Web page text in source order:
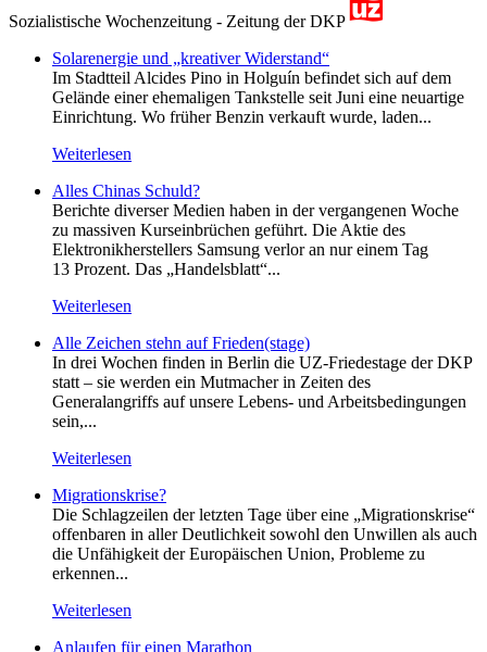
Sozialistische Wochenzeitung - Zeitung der DKP
Solarenergie und „kreativer Widerstand“
Im Stadtteil Alcides Pino in Holguín befindet sich auf dem
Gelände einer ehemaligen Tankstelle seit Juni eine neuartige
Einrichtung. Wo früher Benzin verkauft wurde, laden...
Weiterlesen
Alles Chinas Schuld?
Berichte diverser Medien haben in der vergangenen Woche
zu massiven Kurseinbrüchen geführt. Die Aktie des
Elektronikherstellers Samsung verlor an nur einem Tag
13 Prozent. Das „Handelsblatt“...
Weiterlesen
Alle Zeichen stehn auf Frieden(stage)
In drei Wochen finden in Berlin die UZ-Friedestage der DKP
statt – sie werden ein Mutmacher in Zeiten des
Generalangriffs auf unsere Lebens- und Arbeitsbedingungen
sein,...
Weiterlesen
Migrationskrise?
Die Schlagzeilen der letzten Tage über eine „Migrationskrise“
offenbaren in aller Deutlichkeit sowohl den Unwillen als auch
die Unfähigkeit der Europäischen Union, Probleme zu
erkennen...
Weiterlesen
Anlaufen für einen Marathon